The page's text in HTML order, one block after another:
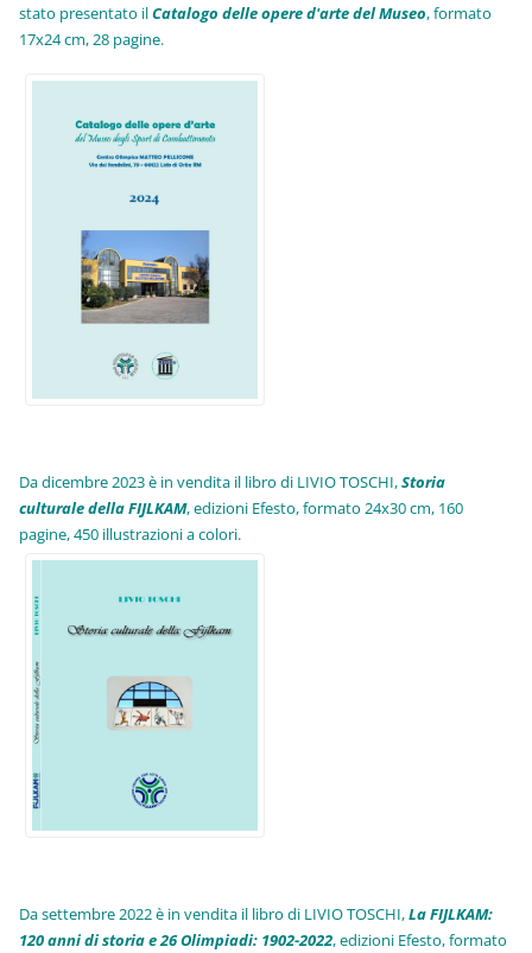
stato presentato ilCatalogo delle opere d'arte del Museo, formato
17x24 cm, 28 pagine.
Da dicembre 2023 è in vendita il libro di LIVIO TOSCHI,Storia
culturale della FIJLKAM, edizioni Efesto, formato 24x30 cm, 160
pagine, 450 illustrazioni a colori.
Da settembre 2022 è in vendita il libro di LIVIO TOSCHI,La FIJLKAM:
120 anni di storia e 26 Olimpiadi: 1902-2022, edizioni Efesto, formato